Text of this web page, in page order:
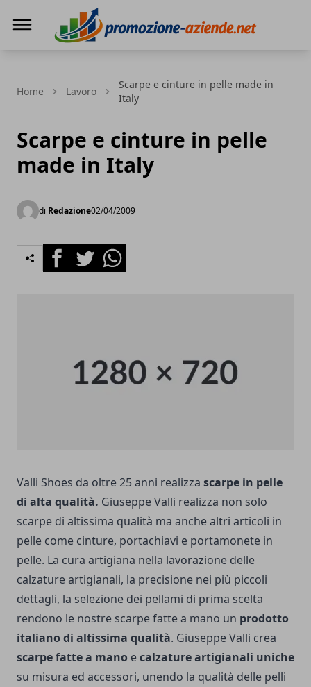
Home Lavoro
Scarpe e cinture in pelle made in
Italy
Scarpe e cinture in pelle
made in Italy
di Redazione02/04/2009
FacebookTwitterWhatsapp
Valli Shoes da oltre 25 anni realizza scarpe in pelle
di alta qualità. Giuseppe Valli realizza non solo
scarpe di altissima qualità ma anche altri articoli in
pelle come cinture, portachiavi e portamonete in
pelle. La cura artigiana nella lavorazione delle
calzature artigianali, la precisione nei più piccoli
dettagli, la selezione dei pellami di prima scelta
rendono le nostre scarpe fatte a mano un prodotto
italiano di altissima qualità. Giuseppe Valli crea
scarpe fatte a mano ecalzature artigianali uniche
su misura ed accessori, unendo la qualità delle pelli